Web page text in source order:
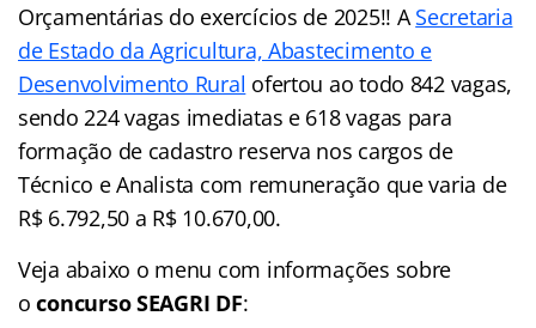
Orçamentárias do exercícios de 2025!! ASecretaria
de Estado da Agricultura, Abastecimento e
Desenvolvimento Rural ofertou ao todo 842 vagas,
sendo 224 vagas imediatas e 618 vagas para
formação de cadastro reserva nos cargos de
Técnico e Analista com remuneração que varia de
R$ 6.792,50 a R$ 10.670,00.
Veja abaixo o menu com informações sobre
o concurso SEAGRI DF: